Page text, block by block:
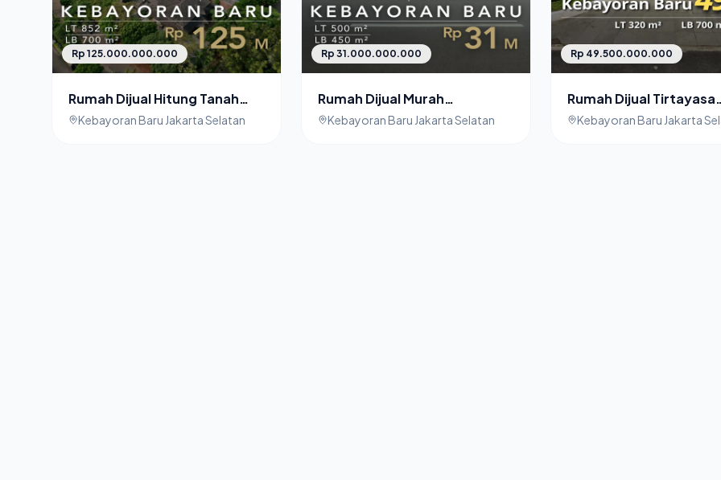
Rp 125.000.000.000
Rumah Dijual Hitung Tanah
Kebayoran Baru dekat
Kebayoran Baru Jakarta Selatan
Rp 31.000.000.000
Rumah Dijual Murah
Darmawangsa Kebayoran
Kebayoran Baru Jakarta Selatan
Rp 49.500.000.000
Rumah Dijual Tirtayasa
Kebayoran Baru
Kebayoran Baru Jakarta